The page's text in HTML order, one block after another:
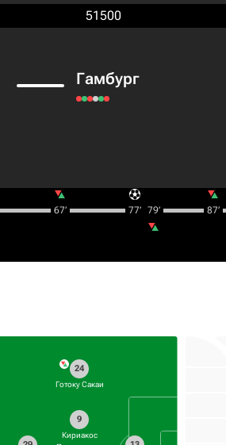
51500
Гамбург
67‎’‎ 77‎’‎ 79‎’‎ 87‎’‎
24
Готоку Сакаи
9
Кириакос